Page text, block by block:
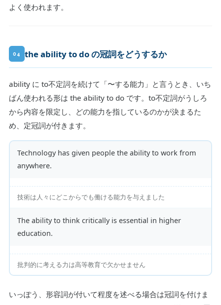
よく使われます。
04 the ability to do の冠詞をどうするか
ability に to不定詞を続けて「〜する能力」と言うとき、いち
ばん使われる形は the ability to do です。to不定詞がうしろ
から内容を限定し、どの能力を指しているのかが決まるた
め、定冠詞が付きます。
Technology has given people the ability to work from
anywhere.
技術は人々にどこからでも働ける能力を与えました
The ability to think critically is essential in higher
education.
批判的に考える力は高等教育で欠かせません
いっぽう、形容詞が付いて程度を述べる場合は冠詞を付けま